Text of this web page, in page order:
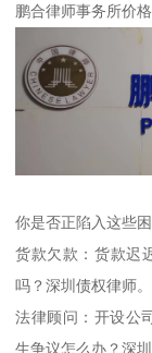
鹏合律师事务所价
你是否正陷入这些
货款欠款：货款迟
吗？深圳债权律师。
法律顾问：开设公
生争议怎么办？深圳